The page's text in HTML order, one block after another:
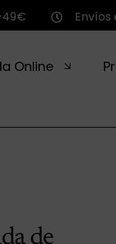
Online
de